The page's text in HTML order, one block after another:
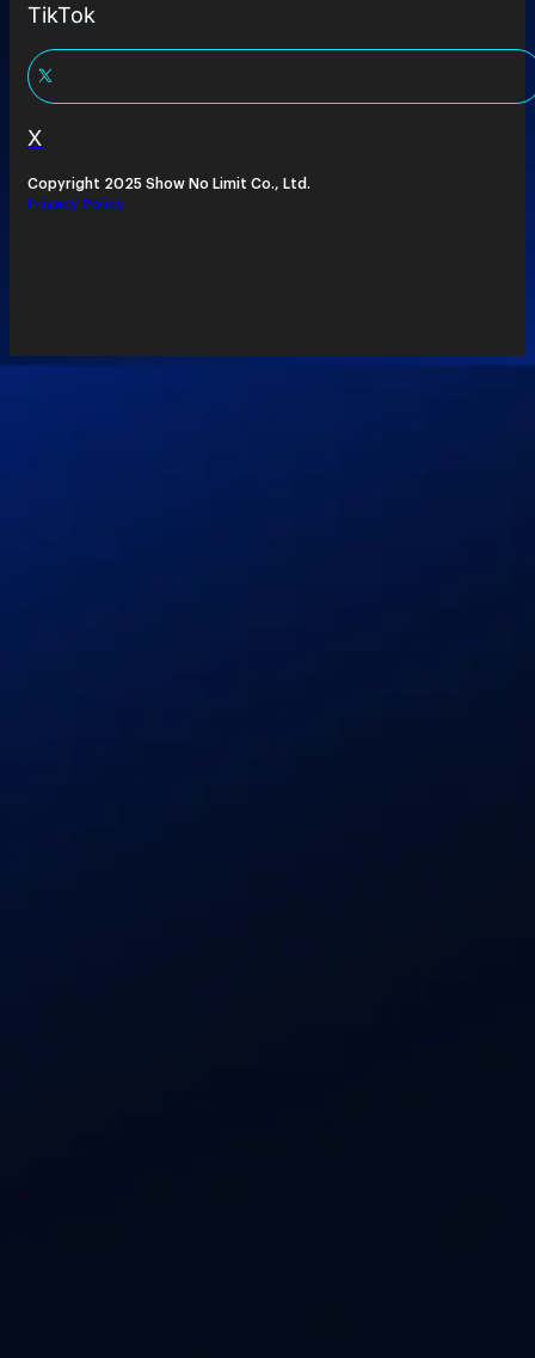
TikTok
X
Copyright 2025 Show No Limit Co., Ltd.
Privacy Policy